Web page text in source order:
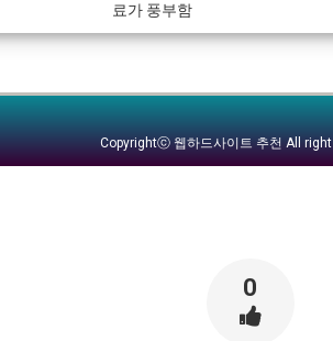
료가 풍부함
Copyrightⓒ웹하드사이트 추천 All
0